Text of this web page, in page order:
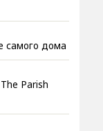
самого дома
Parish